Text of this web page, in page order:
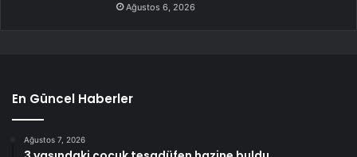
Ağustos 6, 2026
En Güncel Haberler
Ağustos 7, 2026